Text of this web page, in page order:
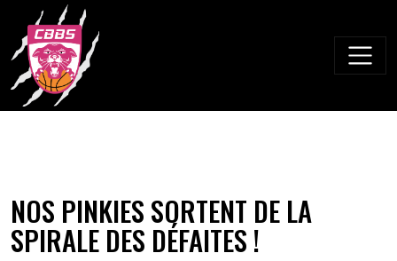
content
NOS PINKIES SORTENT DE LA
SPIRALE DES DÉFAITES !